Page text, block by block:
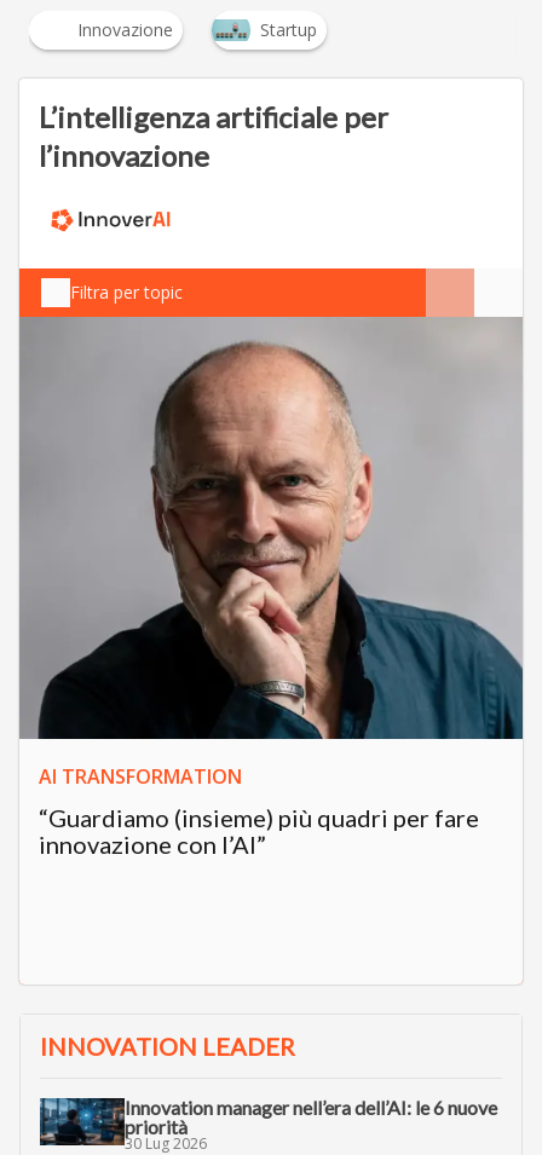
Innovazione Startup
L’intelligenza artificiale per
l’innovazione
Filtra per topic
AI TRANSFORMATION
“Guardiamo (insieme) più quadri per fare
innovazione con l’AI”
INNOVATION LEADER
Innovation manager nell’era dell’AI: le 6 nuove
priorità
30 Lug 2026